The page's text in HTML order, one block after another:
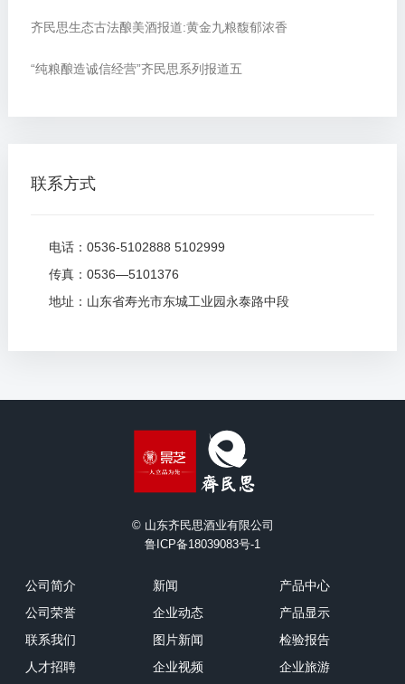
齐民思生态古法酿美酒报道:黄金九粮馥郁浓香
“纯粮酿造诚信经营”齐民思系列报道五
联系方式
电话：0536-5102888 5102999
传真：0536—5101376
地址：山东省寿光市东城工业园永泰路中段
© 山东齐民思酒业有限公司
鲁ICP备18039083号-1
公司简介
公司荣誉
联系我们
人才招聘
新闻
企业动态
图片新闻
企业视频
产品中心
产品显示
检验报告
企业旅游